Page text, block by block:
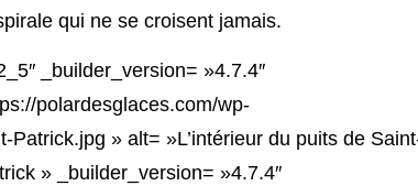
qui ne se croisent jamais.
_builder_version= »4.7.4″
polardesglaces.com/wp-
» alt= »L’intérieur du puits de
» _builder_version= »4.7.4″